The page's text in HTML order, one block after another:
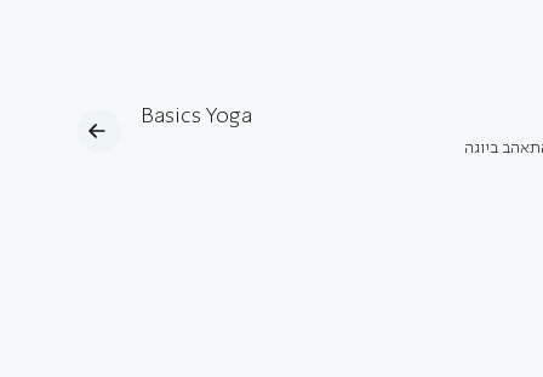
Basics Yoga
ביוגה